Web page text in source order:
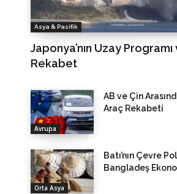
Asya & Pasifik
Japonya’nın Uzay
Rekabet
Avrupa
AB ve Çin
Araç Rekabeti
Orta Asya
Batı’nın Çevre
Bangladeş